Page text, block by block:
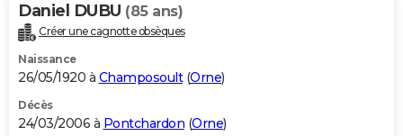
Daniel DUBU (85 ans)
Créer une cagnotte obsèques
Naissance
26/05/1920 à Champosoult(Orne)
Décès
24/03/2006 à Pontchardon (Orne)